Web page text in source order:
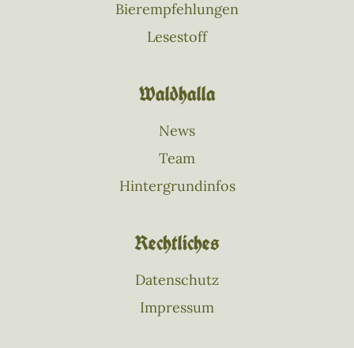
Bierempfehlungen
Lesestoff
Waldhalla
News
Team
Hintergrundinfos
Rechtliches
Datenschutz
Impressum